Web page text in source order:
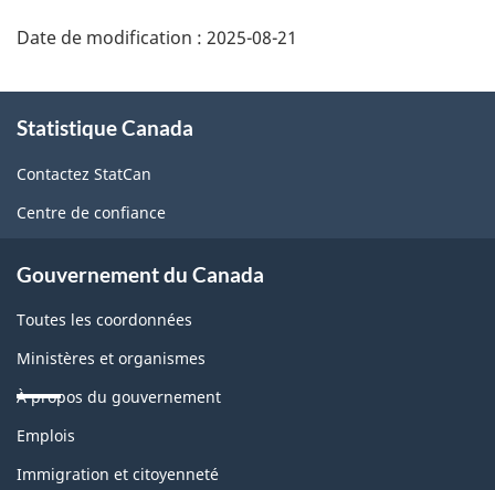
Date de modification : 2025-08-21
propos
de
ce
Statistique Canada
Contactez StatCan
Centre de confiance
Gouvernement du Canada
Toutes les coordonnées
Ministères et organismes
À propos du gouvernement
Thèmes
sujets
Emplois
Immigration et citoyenneté